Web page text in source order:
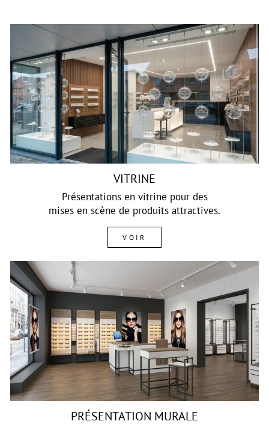
VITRINE
Présentations en vitrine pour des
mises en scène de produits attractives.
VOIR
PRÉSENTATION MURALE